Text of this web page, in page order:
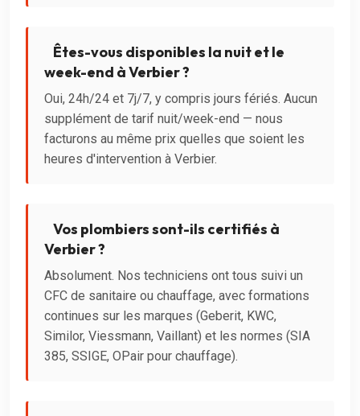
Êtes-vous disponibles la nuit et le
week-end à Verbier ?
Oui, 24h/24 et 7j/7, y compris jours fériés. Aucun
supplément de tarif nuit/week-end — nous
facturons au même prix quelles que soient les
heures d'intervention à Verbier.
Vos plombiers sont-ils certifiés à
Verbier ?
Absolument. Nos techniciens ont tous suivi un
CFC de sanitaire ou chauffage, avec formations
continues sur les marques (Geberit, KWC,
Similor, Viessmann, Vaillant) et les normes (SIA
385, SSIGE, OPair pour chauffage).